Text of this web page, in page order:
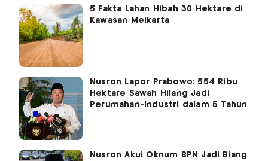
5 Fakta Lahan Hibah 30 Hektare di
Kawasan Meikarta
Nusron Lapor Prabowo: 554 Ribu
Hektare Sawah Hilang Jadi
Perumahan-Industri dalam 5 Tahun
Nusron Akui Oknum BPN Jadi Biang